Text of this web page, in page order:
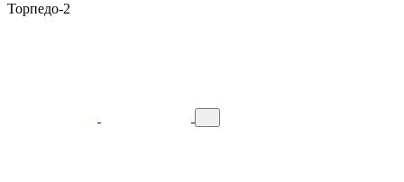
Торпедо-2